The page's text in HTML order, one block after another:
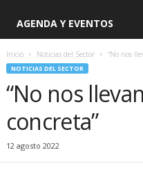
AGENDA Y EVENTOS
Inicio Noticias del Sector “No nos
NOTICIAS DEL SECTOR
“No nos
concreta”
12 agosto 2022